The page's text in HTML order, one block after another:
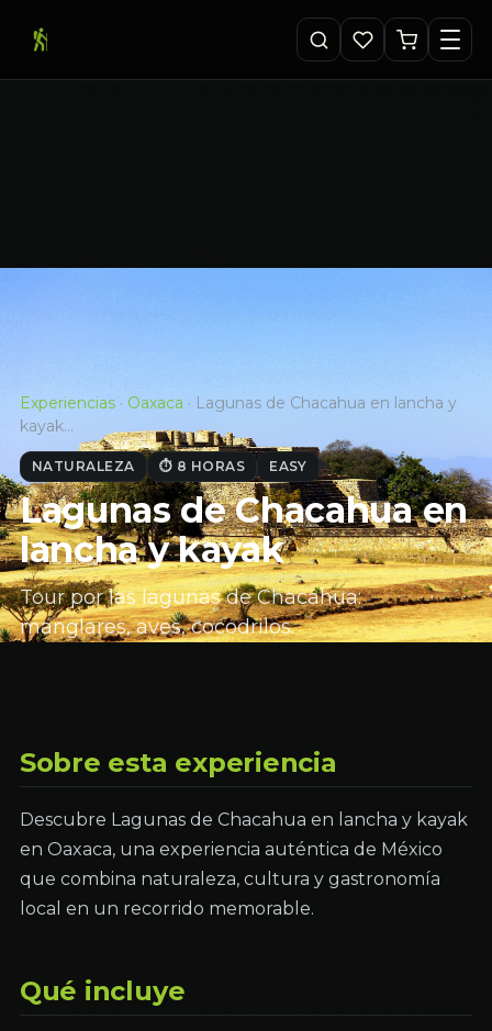
Experiencias · Oaxaca · Lagunas de Chacahua en lancha y
kayak…
NATURALEZA ⏱ 8 HORAS EASY
Lagunas de Chacahua en
lancha y kayak
Tour por las lagunas de Chacahua:
manglares, aves, cocodrilos.
Sobre esta experiencia
Descubre Lagunas de Chacahua en lancha y kayak
en Oaxaca, una experiencia auténtica de México
que combina naturaleza, cultura y gastronomía
local en un recorrido memorable.
Qué incluye